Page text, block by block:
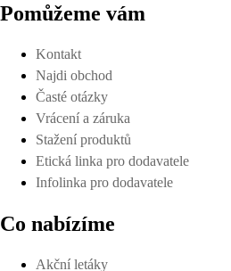
Pomůžeme vám
Kontakt
Najdi obchod
Časté otázky
Vrácení a záruka
Stažení produktů
Etická linka pro dodavatele
Infolinka pro dodavatele
Co nabízíme
Akční letáky